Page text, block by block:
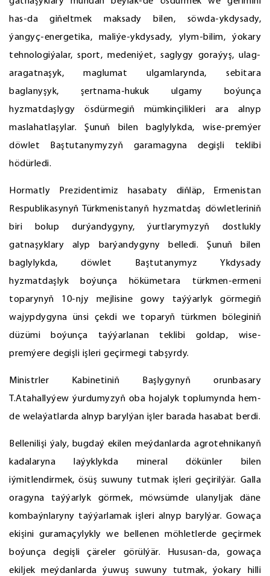
has-da giňeltmek maksady bilen, söwda-ykdysady,
ýangyç-energetika, maliýe-ykdysady, ylym-bilim, ýokary
tehnologiýalar, sport, medeniýet, saglygy goraýyş, ulag-
aragatnaşyk, maglumat ulgamlarynda, sebitara
baglanyşyk, şertnama-hukuk ulgamy boýunça
hyzmatdaşlygy ösdürmegiň mümkinçilikleri ara alnyp
maslahatlaşylar. Şunuň bilen baglylykda, wise-premýer
döwlet Baştutanymyzyň garamagyna degişli teklibi
hödürledi.
Hormatly Prezidentimiz hasabaty diňläp, Ermenistan
Respublikasynyň Türkmenistanyň hyzmatdaş döwletleriniň
biri bolup durýandygyny, ýurtlarymyzyň dostlukly
gatnaşyklary alyp barýandygyny belledi. Şunuň bilen
baglylykda, döwlet Baştutanymyz Ykdysady
hyzmatdaşlyk boýunça hökümetara türkmen-ermeni
toparynyň 10-njy mejlisine gowy taýýarlyk görmegiň
wajypdygyna ünsi çekdi we toparyň türkmen böleginiň
düzümi boýunça taýýarlanan teklibi goldap, wise-
premýere degişli işleri geçirmegi tabşyrdy.
Ministrler Kabinetiniň Başlygynyň orunbasary
T.Atahallyýew ýurdumyzyň oba hojalyk toplumynda hem-
de welaýatlarda alnyp barylýan işler barada hasabat berdi.
Bellenilişi ýaly, bugdaý ekilen meýdanlarda agrotehnikanyň
kadalaryna laýyklykda mineral dökünler bilen
iýmitlendirmek, ösüş suwuny tutmak işleri geçirilýär. Galla
oragyna taýýarlyk görmek, möwsümde ulanyljak däne
kombaýnlaryny taýýarlamak işleri alnyp barylýar. Gowaça
ekişini guramaçylykly we bellenen möhletlerde geçirmek
boýunça degişli çäreler görülýär. Hususan-da, gowaça
ekiljek meýdanlarda ýuwuş suwuny tutmak, ýokary hilli